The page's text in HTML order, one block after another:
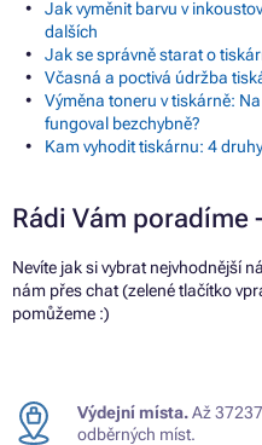
Jak vyměnit barvu v
dalších
Jak se správně starat o
Včasná a poctivá údržba
Výměna toneru v tiskárně:
fungoval bezchybně?
Kam vyhodit tiskárnu: 4
Rádi Vám poradíme
Nevíte jak si vybrat nejvhodnější
nám přes chat (zelené tlačítko
pomůžeme :)
Výdejní místa.Až 37237
odběrných míst.